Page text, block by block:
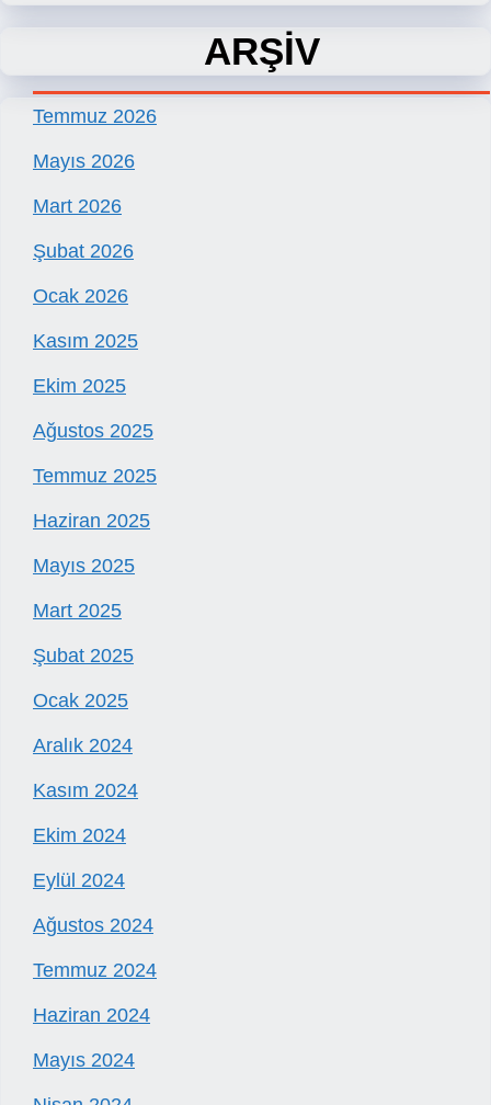
ARŞİV
Temmuz 2026
Mayıs 2026
Mart 2026
Şubat 2026
Ocak 2026
Kasım 2025
Ekim 2025
Ağustos 2025
Temmuz 2025
Haziran 2025
Mayıs 2025
Mart 2025
Şubat 2025
Ocak 2025
Aralık 2024
Kasım 2024
Ekim 2024
Eylül 2024
Ağustos 2024
Temmuz 2024
Haziran 2024
Mayıs 2024